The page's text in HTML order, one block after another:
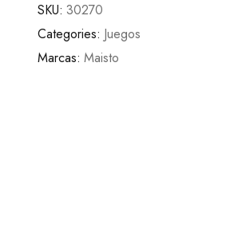
SKU: 30270
Categories: Juegos
Marcas: Maisto